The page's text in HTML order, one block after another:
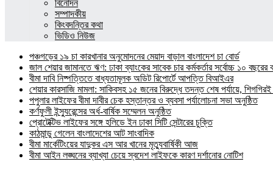
বিনোদন
সম্পাদকীয়
কিংবদন্তির কথা
ভিডিও নিউজ
পঞ্চগড়ের ১৯ চা কারখানার অনুমোদনের মেয়াদ বাড়াল বাংলাদেশ চা বোর্ড
জাল শেয়ার জামানতে ঋণ: ঢাকা ব্যাংকের সাবেক চার কর্মকর্তার সর্বোচ্চ ১০ বছরের
বীমা দাবি নিষ্পত্তিতে বাধ্যতামূলক অডিট রিপোর্টে আপত্তি বিআইএর
শেয়ার কারসাজি মামলা: সাকিবসহ ১৫ জনের বিরুদ্ধে তদন্ত শেষ পর্যায়ে, শিগগিরই
পপুলার লাইফের বীমা দাবীর চেক হস্তান্তর ও ব্যবসা পর্যালোচনা সভা অনুষ্ঠিত
কর্ণফুলী ইন্স্যুরেন্সের অর্ধ-বার্ষিক সম্মেলন অনুষ্ঠিত
প্রোটেক্টিভ লাইফের সঙ্গে হলিডে ইন ঢাকা সিটি সেন্টারের চুক্তি
কাঠমান্ডু গেলেন বাংলাদেশের আট সাংবাদিক
বীমা মার্কেটিংয়ের যাদুকর এস আর খানের মৃত্যুবার্ষিকী আজ
বীমা আইন লঙ্ঘনের ব্যাখ্যা চেয়ে স্বদেশ লাইফকে কারণ দর্শানোর নোটিশ